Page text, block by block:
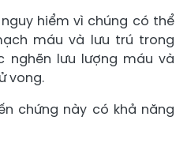
hiểm vì chúng có thể
máu và lưu trú trong
nghẽn lưu lượng máu và
vong.
chứng này có khả năng